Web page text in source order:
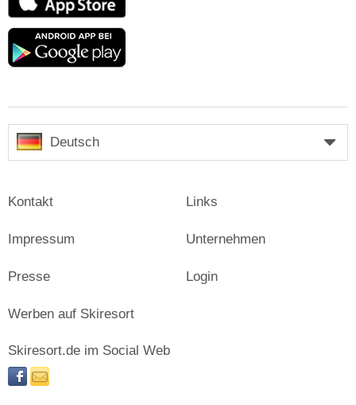
Store
Google
Deutsch
Kontakt
Impressum
Presse
Links
Unternehmen
Login
Werben auf Skiresort
Skiresort.de im Social Web
facebooknewsletter